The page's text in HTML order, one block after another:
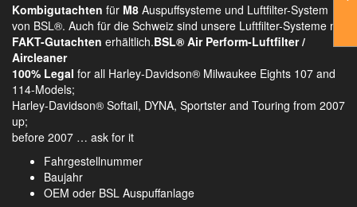
Kombigutachten für M8 Auspuffsysteme und Luftfilter-System
von BSL®. Auch für die Schweiz sind unsere Luftfilter-Systeme mit
FAKT-Gutachten erhältlich.BSL® Air Perform-Luftfilter /
Aircleaner
100% Legal for all Harley-Davidson® Milwaukee Eights 107 and
114-Models;
Harley-Davidson® Softail, DYNA, Sportster and Touring from 2007
up;
before 2007 … ask for it
Fahrgestellnummer
Baujahr
OEM oder BSL Auspuffanlage